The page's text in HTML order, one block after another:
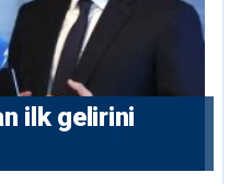
ilk gelirini